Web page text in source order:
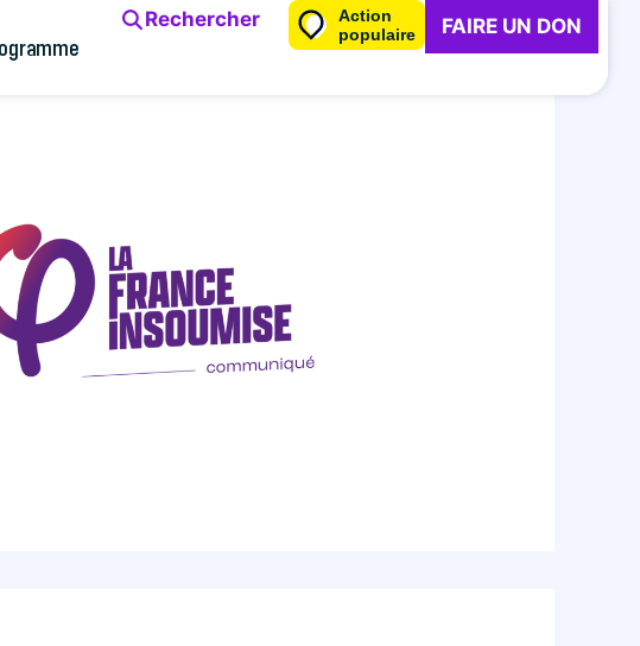
Rechercher
Action
populaire
FAIRE UN DON